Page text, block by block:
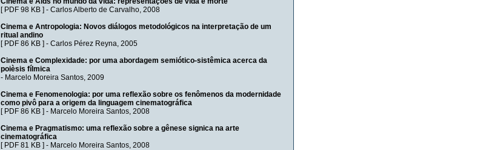
[ PDF 98 KB] - Carlos Alberto de Carvalho, 2008
Cinema e Antropologia: Novos diálogos metodológicos na interpretação de um
ritual andino
[ PDF 86 KB] - Carlos Pérez Reyna, 2005
Cinema e Complexidade: por uma abordagem semiótico-sistêmica acerca da
poièsis fílmica
- Marcelo Moreira Santos, 2009
Cinema e Fenomenologia: por uma reflexão sobre os fenômenos da modernidade
como pivô para a origem da linguagem cinematográfica
[ PDF 86 KB] - Marcelo Moreira Santos, 2008
Cinema e Pragmatismo: uma reflexão sobre a gênese signica na arte
cinematográfica
[ PDF 81 KB] - Marcelo Moreira Santos, 2008